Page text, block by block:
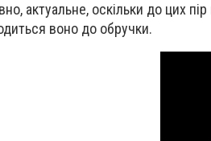
актуальне, оскільки до цих
воно до обручки.